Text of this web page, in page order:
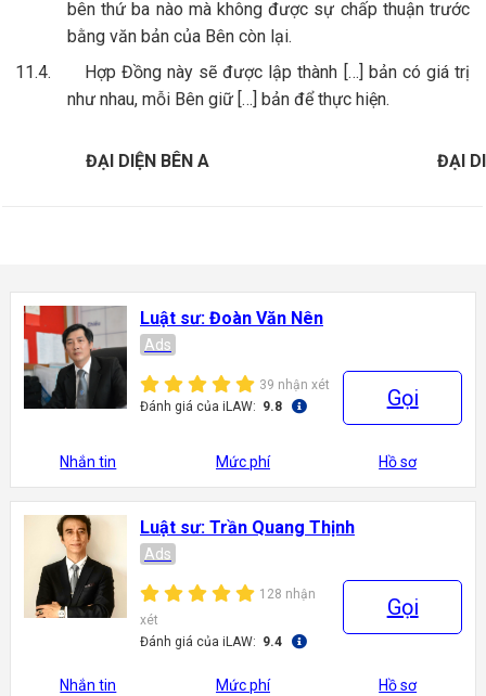
bên thứ ba nào mà không được sự chấp thuận trước
bằng văn bản của Bên còn lại.
11.4.
Hợp Đồng này sẽ được lập thành […] bản có giá trị
như nhau, mỗi Bên giữ […] bản để thực hiện.
ĐẠI DIỆN BÊN A ĐẠI
Luật sư: Đoàn Văn Nên
Ads
39 nhận xét
Đánh giá của iLAW: 9.8 Gọi
Nhắn tin Mức phí Hồ sơ
Luật sư: Trần Quang Thịnh
Ads
128 nhận
xét
Đánh giá của iLAW: 9.4
Gọi
Nhắn tin Mức phí Hồ sơ